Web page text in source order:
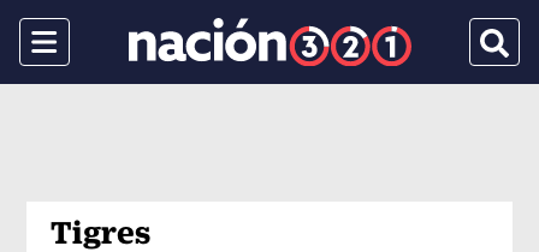
Menu
Tigres